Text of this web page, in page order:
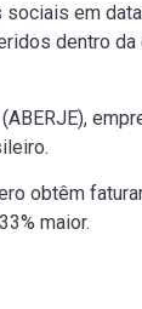
em
dentro
obtêm
maior.